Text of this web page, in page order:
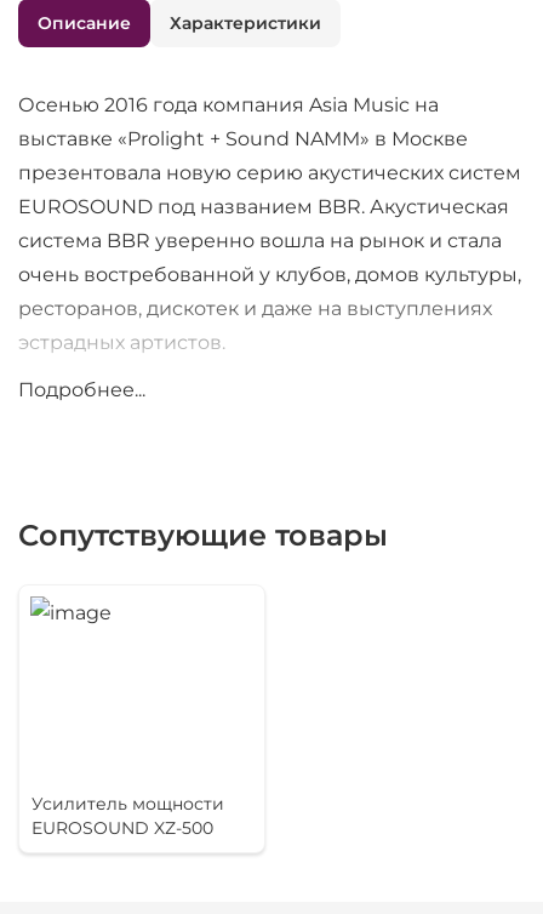
Описание Характеристики
Осенью 2016 года компания Asia Music на
выставке «Prolight + Sound NAMM» в Москве
презентовала новую серию акустических систем
EUROSOUND под названием BBR. Акустическая
система BBR уверенно вошла на рынок и стала
очень востребованной у клубов, домов культуры,
ресторанов, дискотек и даже на выступлениях
эстрадных артистов.
доступен в двух корпусах: стандартном, глубиной
мобильных инсталляций.
BBR, выполненную в корпусе из MDF, покрытую
карпетом. Если же необходим подвес систем,
Подробнее...
Сопутствующие товары
Усилитель мощности
EUROSOUND XZ-500